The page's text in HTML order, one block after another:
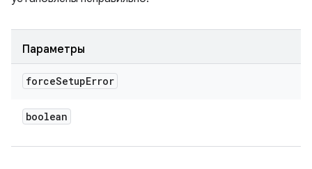
Параметры
forceSetupError
boolean